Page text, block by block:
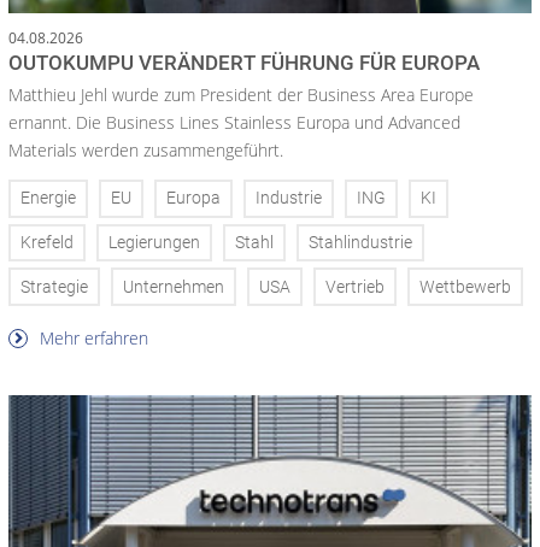
04.08.2026
OUTOKUMPU VERÄNDERT FÜHRUNG FÜR EUROPA
Matthieu Jehl wurde zum President der Business Area Europe
ernannt. Die Business Lines Stainless Europa und Advanced
Materials werden zusammengeführt.
Energie EU Europa Industrie ING KI
Krefeld Legierungen Stahl Stahlindustrie
Strategie Unternehmen USA Vertrieb Wettbewerb
Mehr erfahren